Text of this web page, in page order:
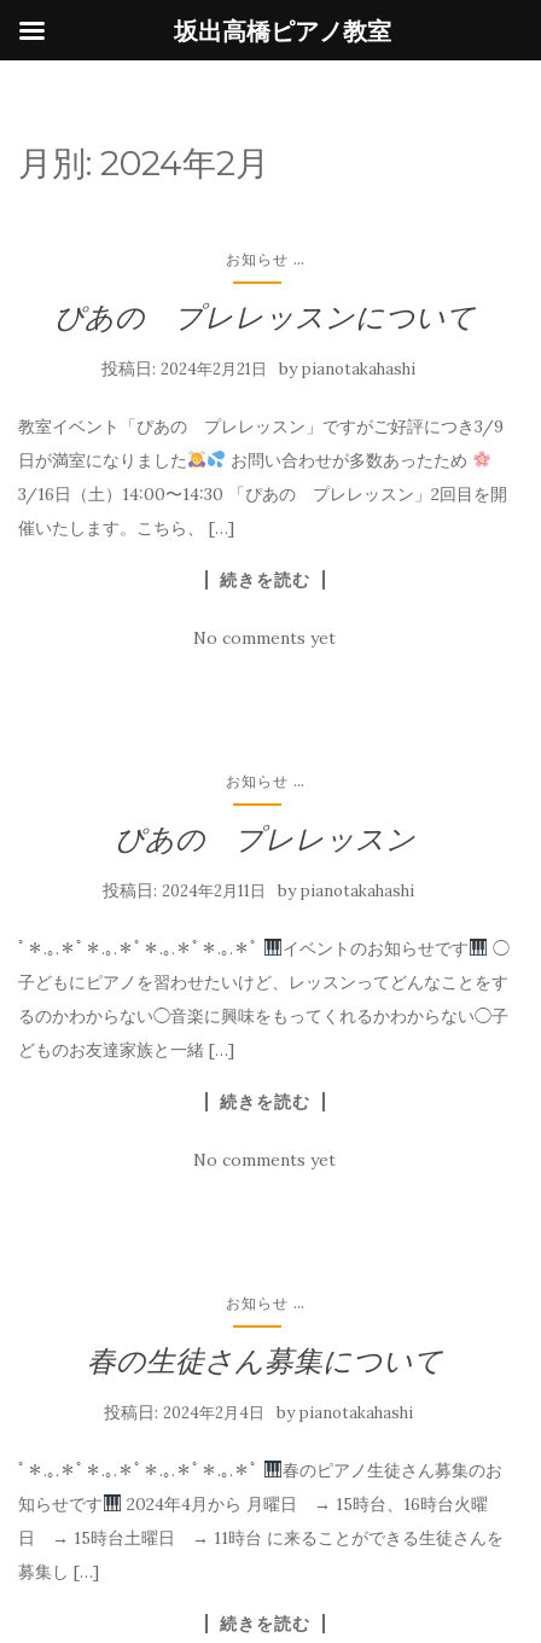
月別: 2024年2月
お知らせ ...
ぴあの プレレッスンについて
投稿日: 2024年2月21日 bypianotakahashi
教室イベント「ぴあの プレレッスン」ですがご好評につき3/9
日が満室になりました
お問い合わせが多数あったため
3/16日（土）14:00〜14:30 「ぴあの プレレッスン」2回目を開
催いたします。こちら、 […]
続きを読む
No comments yet
お知らせ ...
ぴあの プレレッスン
投稿日: 2024年2月11日 bypianotakahashi
ﾟ＊.｡.＊ﾟ＊.｡.＊ﾟ＊.｡.＊ﾟ＊.｡.＊ﾟ イベントのお知らせです
◯
子どもにピアノを習わせたいけど、レッスンってどんなことをす
るのかわからない◯音楽に興味をもってくれるかわからない◯子
どものお友達家族と一緒 […]
続きを読む
No comments yet
お知らせ ...
春の生徒さん募集について
投稿日: 2024年2月4日 bypianotakahashi
ﾟ＊.｡.＊ﾟ＊.｡.＊ﾟ＊.｡.＊ﾟ＊.｡.＊ﾟ
春のピアノ生徒さん募集のお
知らせです
2024年4月から 月曜日 → 15時台、16時台火曜
日 → 15時台土曜日 → 11時台 に来ることができる生徒さんを
募集し […]
続きを読む
坂出高橋ピアノ教室